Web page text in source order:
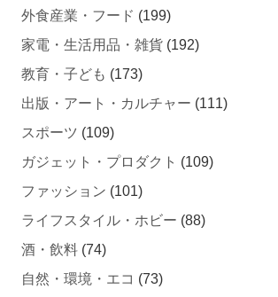
外食産業・フード (199)
家電・生活用品・雑貨 (192)
教育・子ども (173)
出版・アート・カルチャー (111)
スポーツ (109)
ガジェット・プロダクト (109)
ファッション (101)
ライフスタイル・ホビー (88)
酒・飲料 (74)
自然・環境・エコ (73)